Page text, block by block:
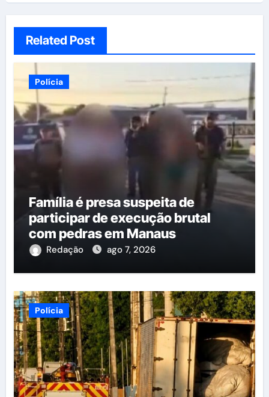
Related Post
Polícia
Família é presa suspeita de
participar de execução brutal
com pedras em Manaus
Redação ago 7, 2026
Polícia